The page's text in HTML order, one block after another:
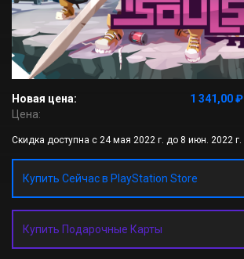
Новая цена: 1 341,00 ₽
Цена:
Скидка доступна с 24 мая 2022 г. до 8 июн. 2022 г.
Купить Сейчас в PlayStation Store
Купить Подарочные Карты